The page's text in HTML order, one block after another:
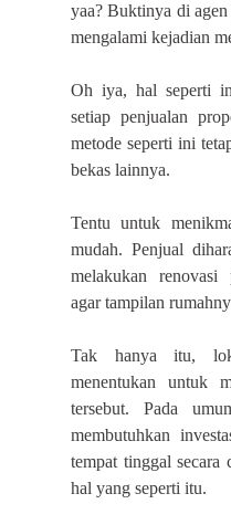
yaa? Buktinya di
mengalami kejadian
Oh iya, hal seperti
setiap penjualan
metode seperti ini
bekas lainnya.
Tentu untuk
mudah. Penjual
melakukan renovasi
agar tampilan
Tak hanya itu,
menentukan untuk
tersebut. Pada
membutuhkan
tempat tinggal secara
hal yang seperti itu.